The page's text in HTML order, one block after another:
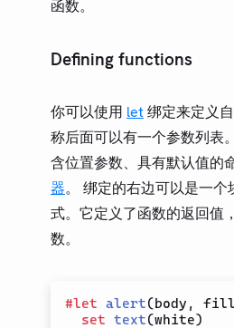
函数。
Defining functions
你可以使用 let绑定来定义
称后面可以有一个参数列表
含位置参数、具有默认值的
器。 绑定的右边可以是一个
式。它定义了函数的返回值
数。
#let alert(body , fill
set text(white)